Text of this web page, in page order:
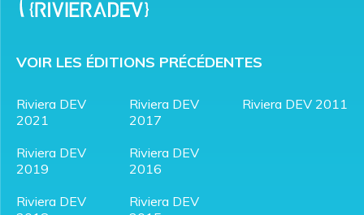
VOIR LES ÉDITIONS PRÉCÉDENTES
Riviera DEV
2021
Riviera DEV
2019
Riviera DEV
Riviera DEV
2017
Riviera DEV
2016
Riviera DEV
Riviera DEV 2011